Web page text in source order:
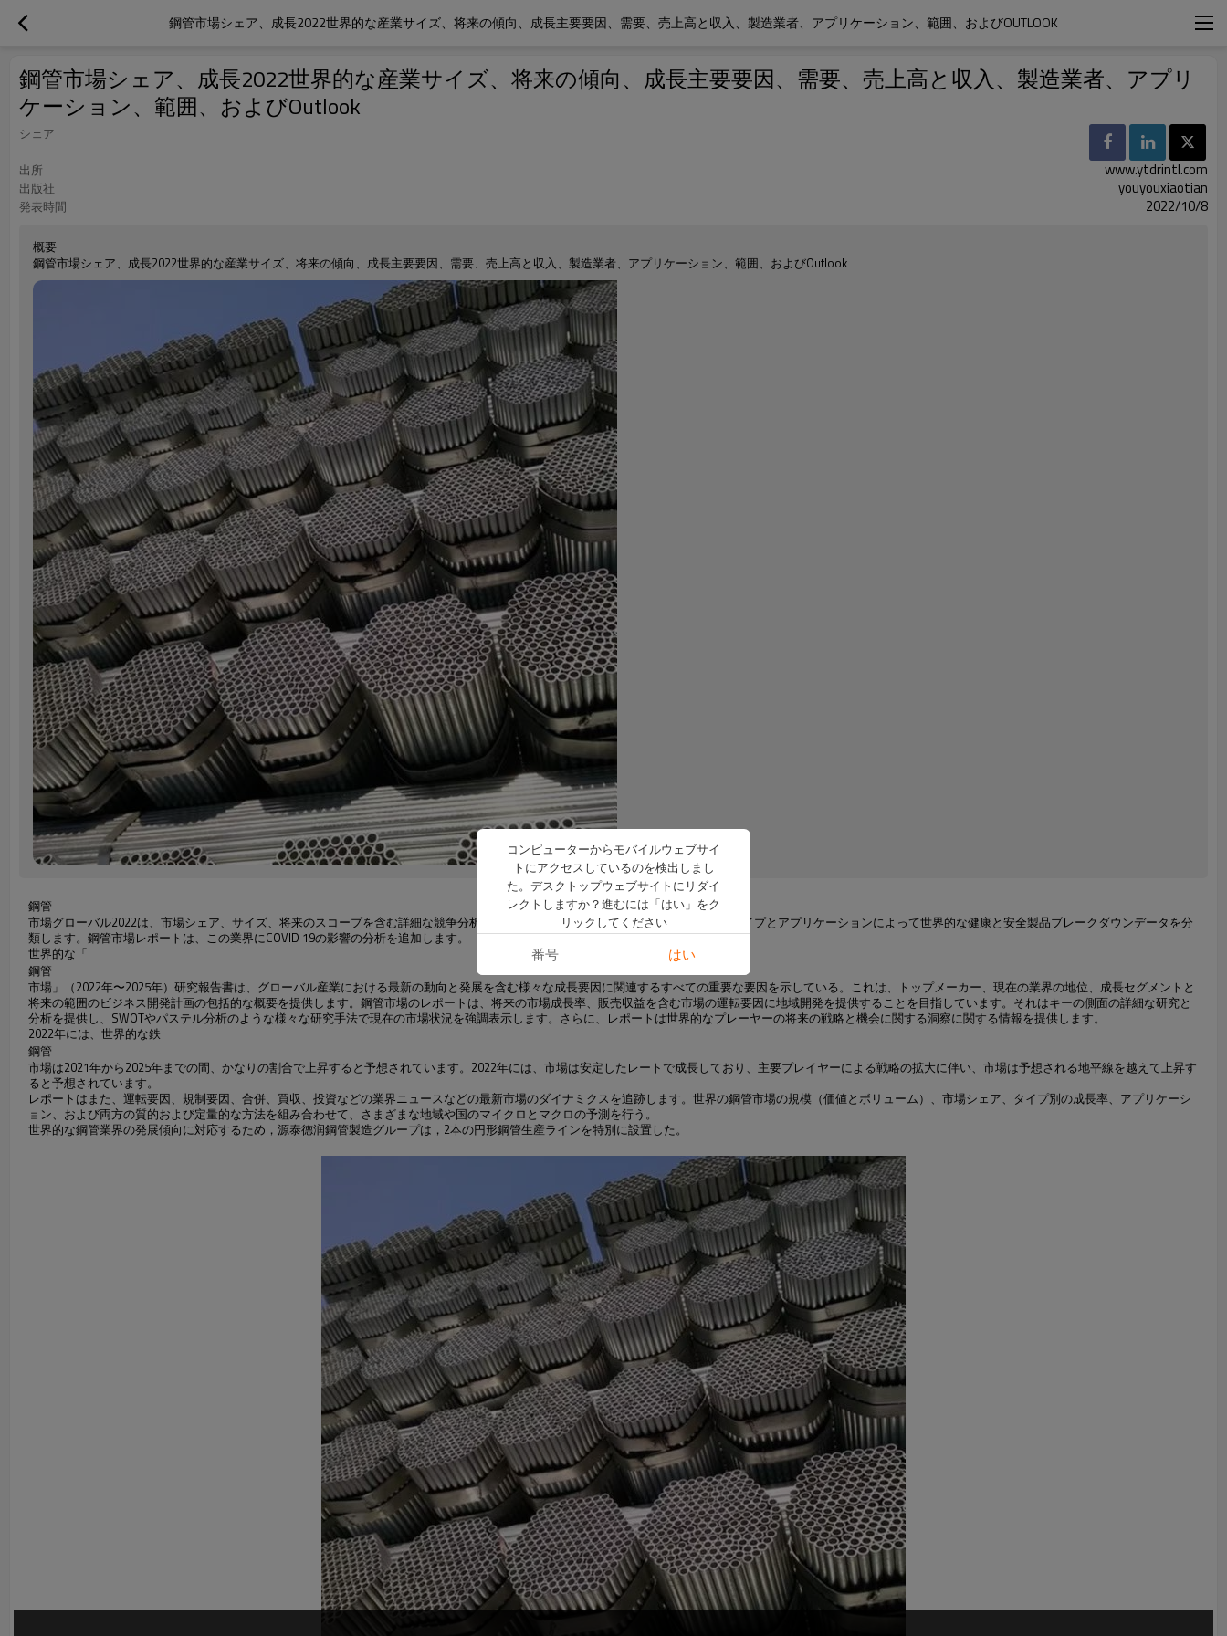
鋼管市場シェア、成長2022世界的な産業サイズ、将来の傾向、成長主要要因、需要、売上高と収入、製造業者、アプリケーション、範囲、およびOUTLOOK
鋼管市場シェア、成長2022世界的な産業サイズ、将来の傾向、成長主要要因、需要、売上高と収入、製造業者、アプリ
ケーション、範囲、およびOutlook
シェア
出所
www.ytdrintl.com
出版社 youyouxiaotian
発表時間 2022/10/8
概要
鋼管市場シェア、成長2022世界的な産業サイズ、将来の傾向、成長主要要因、需要、売上高と収入、製造業者、アプリケーション、範囲、およびOutlook
鋼管
市場グローバル2022は、市場シェア、サイズ、将来のスコープを含む詳細な競争分析を示しています。本研究は、メーカー、地域、タイプとアプリケーションによって世界的な健康と安全製品ブレークダウンデータを分
類します。鋼管市場レポートは、この業界にCOVID 19の影響の分析を追加します。
世界的な「
鋼管
市場」（2022年〜2025年）研究報告書は、グローバル産業における最新の動向と発展を含む様々な成長要因に関連するすべての重要な要因を示している。これは、トップメーカー、現在の業界の地位、成長セグメントと
将来の範囲のビジネス開発計画の包括的な概要を提供します。鋼管市場のレポートは、将来の市場成長率、販売収益を含む市場の運転要因に地域開発を提供することを目指しています。それはキーの側面の詳細な研究と
分析を提供し、SWOTやパステル分析のような様々な研究手法で現在の市場状況を強調表示します。さらに、レポートは世界的なプレーヤーの将来の戦略と機会に関する洞察に関する情報を提供します。
2022年には、世界的な鉄
鋼管
市場は2021年から2025年までの間、かなりの割合で上昇すると予想されています。2022年には、市場は安定したレートで成長しており、主要プレイヤーによる戦略の拡大に伴い、市場は予想される地平線を越えて上昇す
ると予想されています。
レポートはまた、運転要因、規制要因、合併、買収、投資などの業界ニュースなどの最新市場のダイナミクスを追跡します。世界の鋼管市場の規模（価値とボリューム）、市場シェア、タイプ別の成長率、アプリケーシ
ョン、および両方の質的および定量的な方法を組み合わせて、さまざまな地域や国のマイクロとマクロの予測を行う。
世界的な鋼管業界の発展傾向に対応するため，源泰德润鋼管製造グループは，2本の円形鋼管生産ラインを特別に設置した。
コンピューターからモバイルウェブサイ
トにアクセスしているのを検出しまし
た。デスクトップウェブサイトにリダイ
レクトしますか？進むには「はい」をク
リックしてください
番号 はい